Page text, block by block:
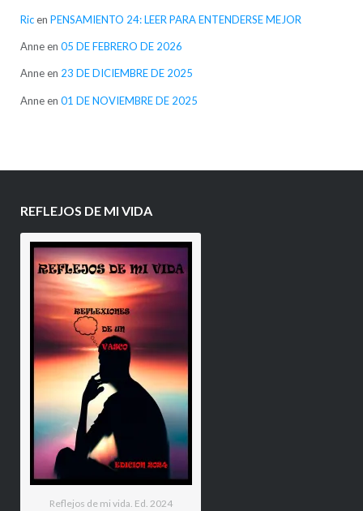
Ricen PENSAMIENTO 24: LEER PARA ENTENDERSE MEJOR
Anneen 05 DE FEBRERO DE 2026
Anneen 23 DE DICIEMBRE DE 2025
Anneen 01 DE NOVIEMBRE DE 2025
REFLEJOS DE MI VIDA
Reflejos de mi vida. Ed. 2024